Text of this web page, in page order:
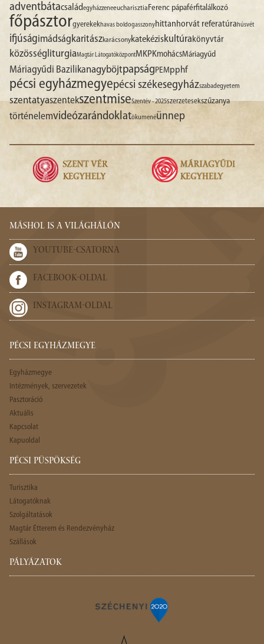
adventbátacsaládegyházzeneeucharisztia Ferenc pápaférfitalálkozó
főpásztorgyerekekhavas boldogasszonyhittanhorvát referatúrahúsvét
ifjúságimádságkaritászkarácsonykatekéziskultúra könyvtár
közösség liturgiaMagtár LátogatóközpontMKPKmohácsMáriagyűd
Máriagyűdi Bazilikanagyböjtpapság PEMpphf
pécsi egyházmegyepécsi székesegyházszabadegyetem
szentatyaszentekszentmiseSzentév - 2025szerzetesekszűzanya
történelemvideózarándoklatökumenéünnep
MÁSHOL IS A VILÁGHÁLÓN
YOUTUBE-CSATORNA
FACEBOOK-OLDAL
INSTAGRAM-OLDAL
PÉCSI EGYHÁZMEGYE
Egyházmegye
Intézmények, szervezetek
Pasztoráció
Aktuális
Kapcsolat
Kapuoldal
PÉCSI PÜSPÖKSÉG
Turisztika
Látogatóknak
Szolgáltatások
Magtár Étterem és Rendezvényház
Szállások
PÁLYÁZATOK